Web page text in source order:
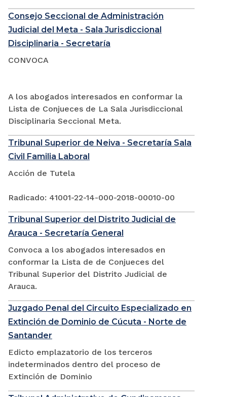
Consejo Seccional de Administración
Judicial del Meta - Sala Jurisdiccional
Disciplinaria - Secretaría
CONVOCA
A los abogados interesados en conformar la
Lista de Conjueces de La Sala Jurisdiccional
Disciplinaria Seccional Meta.
Tribunal Superior de Neiva - Secretaría Sala
Civil Familia Laboral
Acción de Tutela
Radicado: 41001-22-14-000-2018-00010-00
Tribunal Superior del Distrito Judicial de
Arauca - Secretaría General
Convoca a los abogados interesados en
conformar la Lista de de Conjueces del
Tribunal Superior del Distrito Judicial de
Arauca.
Juzgado Penal del Circuito Especializado en
Extinción de Dominio de Cúcuta - Norte de
Santander
Edicto emplazatorio de los terceros
indeterminados dentro del proceso de
Extinción de Dominio